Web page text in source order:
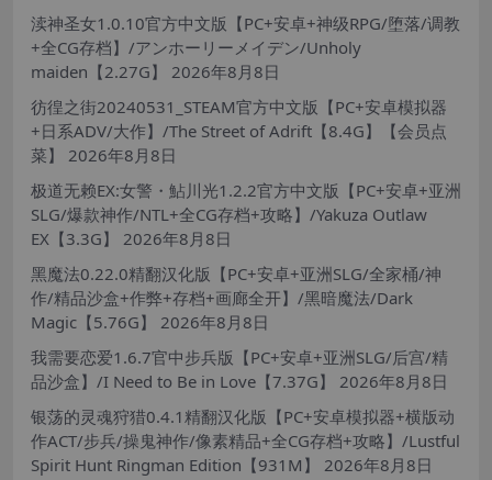
渎神圣女1.0.10官方中文版【PC+安卓+神级RPG/堕落/调教
+全CG存档】/アンホーリーメイデン/Unholy
maiden【2.27G】
2026年8月8日
彷徨之街20240531_STEAM官方中文版【PC+安卓模拟器
+日系ADV/大作】/The Street of Adrift【8.4G】【会员点
菜】
2026年8月8日
极道无赖EX:女警・鮎川光1.2.2官方中文版【PC+安卓+亚洲
SLG/爆款神作/NTL+全CG存档+攻略】/Yakuza Outlaw
EX【3.3G】
2026年8月8日
黑魔法0.22.0精翻汉化版【PC+安卓+亚洲SLG/全家桶/神
作/精品沙盒+作弊+存档+画廊全开】/黑暗魔法/Dark
Magic【5.76G】
2026年8月8日
我需要恋爱1.6.7官中步兵版【PC+安卓+亚洲SLG/后宫/精
品沙盒】/I Need to Be in Love【7.37G】
2026年8月8日
银荡的灵魂狩猎0.4.1精翻汉化版【PC+安卓模拟器+横版动
作ACT/步兵/操鬼神作/像素精品+全CG存档+攻略】/Lustful
Spirit Hunt Ringman Edition【931M】
2026年8月8日